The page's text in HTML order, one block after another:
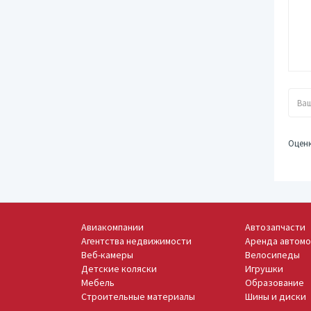
Авиакомпании Автозапчасти
Агентства недвижимости
Аренда
Веб-камеры
Велосипеды
Детские коляски
Игрушки
Мебель
Образование
Строительные материалы
Шины и диски